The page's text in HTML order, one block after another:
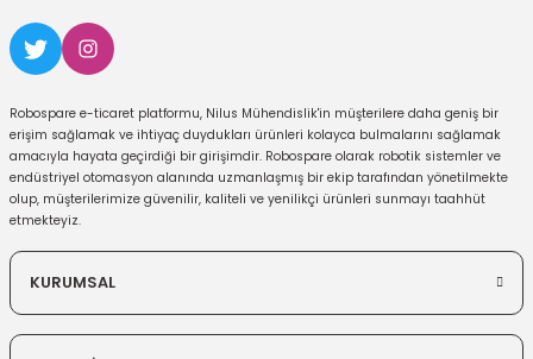
Robospare e-ticaret platformu, Nilus Mühendislik'in müşterilere daha geniş bir
erişim sağlamak ve ihtiyaç duydukları ürünleri kolayca bulmalarını sağlamak
amacıyla hayata geçirdiği bir girişimdir. Robospare olarak robotik sistemler ve
endüstriyel otomasyon alanında uzmanlaşmış bir ekip tarafından yönetilmekte
olup, müşterilerimize güvenilir, kaliteli ve yenilikçi ürünleri sunmayı taahhüt
etmekteyiz.
KURUMSAL